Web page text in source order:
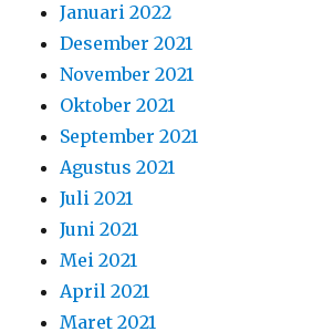
Januari 2022
Desember 2021
November 2021
Oktober 2021
September 2021
Agustus 2021
Juli 2021
Juni 2021
Mei 2021
April 2021
Maret 2021